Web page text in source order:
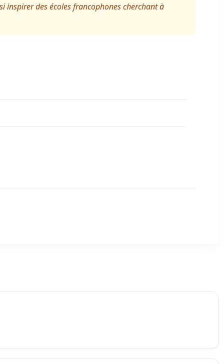
inspirer des écoles francophones cherchant à